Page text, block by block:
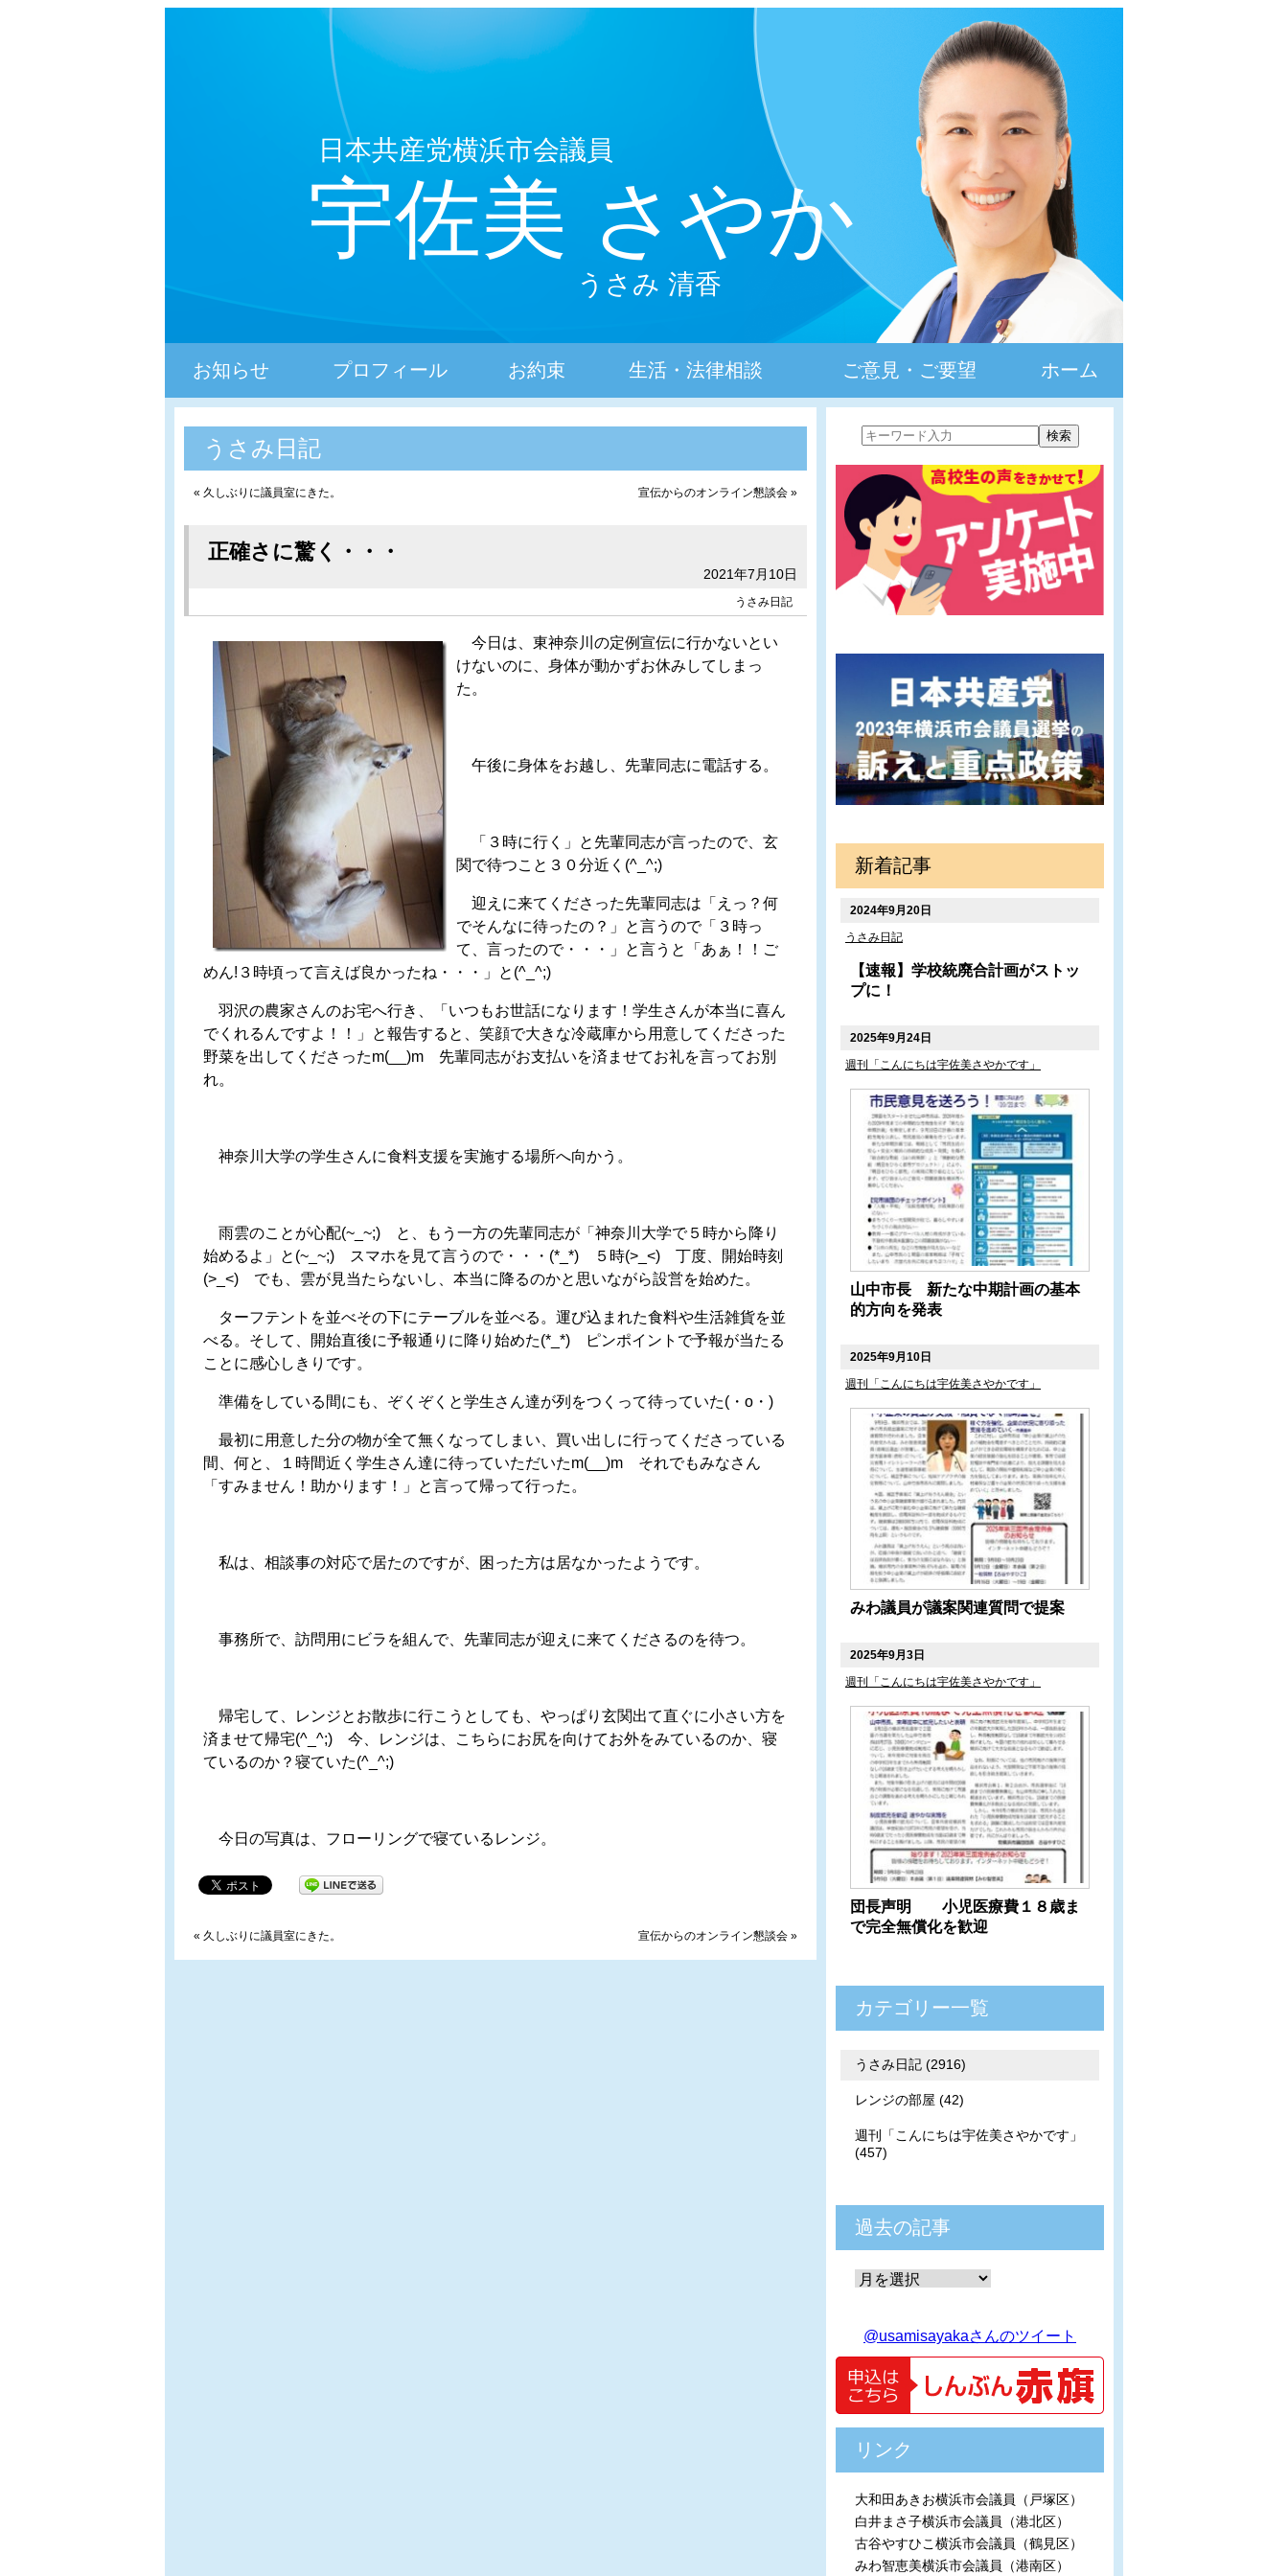
宇佐美 さやか
うさみ 清香
日本共産党横浜市会議員
お知らせ プロフィール お約束 生活・法律相談 ご意見・ご要望 ホーム
うさみ日記
« 久しぶりに議員室にきた。 宣伝からのオンライン懇談会 »
正確さに驚く・・・
2021年7月10日
うさみ日記
今日は、東神奈川の定例宣伝に行かないとい
けないのに、身体が動かずお休みしてしまっ
た。
午後に身体をお越し、先輩同志に電話する。
「３時に行く」と先輩同志が言ったので、玄
関で待つこと３０分近く(^_^;)
迎えに来てくださった先輩同志は「えっ？何
でそんなに待ったの？」と言うので「３時っ
て、言ったので・・・」と言うと「あぁ！！ご
めん!３時頃って言えば良かったね・・・」と(^_^;)
羽沢の農家さんのお宅へ行き、「いつもお世話になります！学生さんが本当に喜ん
でくれるんですよ！！」と報告すると、笑顔で大きな冷蔵庫から用意してくださった
野菜を出してくださったm(__)m 先輩同志がお支払いを済ませてお礼を言ってお別
れ。
神奈川大学の学生さんに食料支援を実施する場所へ向かう。
雨雲のことが心配(~_~;) と、もう一方の先輩同志が「神奈川大学で５時から降り
始めるよ」と(~_~;) スマホを見て言うので・・・(*_*) ５時(>_<) 丁度、開始時刻
(>_<) でも、雲が見当たらないし、本当に降るのかと思いながら設営を始めた。
ターフテントを並べその下にテーブルを並べる。運び込まれた食料や生活雑貨を並
べる。そして、開始直後に予報通りに降り始めた(*_*) ピンポイントで予報が当たる
ことに感心しきりです。
準備をしている間にも、ぞくぞくと学生さん達が列をつくって待っていた(・o・)
最初に用意した分の物が全て無くなってしまい、買い出しに行ってくださっている
間、何と、１時間近く学生さん達に待っていただいたm(__)m それでもみなさん
「すみません！助かります！」と言って帰って行った。
私は、相談事の対応で居たのですが、困った方は居なかったようです。
事務所で、訪問用にビラを組んで、先輩同志が迎えに来てくださるのを待つ。
帰宅して、レンジとお散歩に行こうとしても、やっぱり玄関出て直ぐに小さい方を
済ませて帰宅(^_^;) 今、レンジは、こちらにお尻を向けてお外をみているのか、寝
ているのか？寝ていた(^_^;)
今日の写真は、フローリングで寝ているレンジ。
« 久しぶりに議員室にきた。 宣伝からのオンライン懇談会 »
新着記事
2024年9月20日
うさみ日記
【速報】学校統廃合計画がストッ
プに！
2025年9月24日
週刊「こんにちは宇佐美さやかです」
山中市長 新たな中期計画の基本
的方向を発表
2025年9月10日
週刊「こんにちは宇佐美さやかです」
みわ議員が議案関連質問で提案
2025年9月3日
週刊「こんにちは宇佐美さやかです」
団長声明 小児医療費１８歳ま
で完全無償化を歓迎
カテゴリー一覧
うさみ日記 (2916)
レンジの部屋 (42)
週刊「こんにちは宇佐美さやかです」
(457)
過去の記事
@usamisayakaさんのツイート
リンク
大和田あきお横浜市会議員（戸塚区）
白井まさ子横浜市会議員（港北区）
古谷やすひこ横浜市会議員（鶴見区）
みわ智恵美横浜市会議員（港南区）